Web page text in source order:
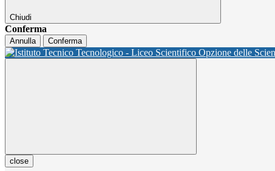
Chiudi
Conferma
Annulla Conferma
close